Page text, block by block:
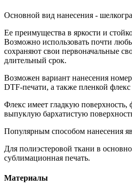
Основной вид нанесения -
Ее преимущества в яркости и
Возможно использовать почти
сохраняют свои первоначальные
длительный срок.
Возможен вариант нанесения
DTF-печати, а также пленкой
Флекс имеет гладкую поверхность,
выпуклую бархатистую
Популярным способом нанесения
Для полиэстеровой ткани в
сублимационная печать.
Материалы